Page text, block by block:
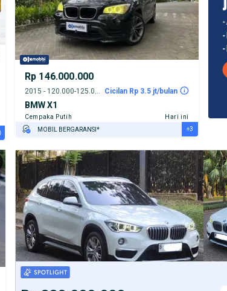
Rp 146.000.000
Cicilan Rp 3.5 jt/bulan
BMW X1
Cempaka Putih
Hari ini
MOBIL BERGARANSI*
TEST DRIVE DARI RUMAH
GRATIS BIAYA JASA PERAWATAN*
+3